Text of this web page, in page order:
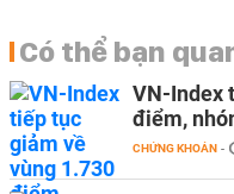
Có thể bạn
VN-Index
điểm,
CHỨNG KHOÁN -